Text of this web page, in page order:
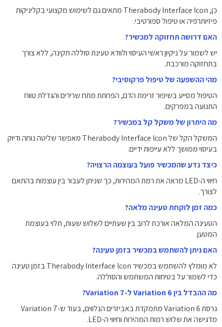
כן, Therabody Interface Icon מתאים גם לשימוש מקצועי בקליניקות
פיזיותרפיה או טיפול ספורטיבי.
האם דרושה תחזוקה למכשיר?
יש לשמור על ניקיון ראשי העיסוי ולוודא טעינת סוללה תקינה, ללא צורך
בתחזוקה מורכבת.
מהי ההשפעה של טיפול פרקוסיבי?
הטיפול מסייע בשיפור זרימת הדם, הפחתת מתח שרירים והגדלת טווח
התנועה במפרקים.
מה היתרון של משקל קל במכשיר?
המשקל הקל של Therabody Interface Icon מאפשר שליטה נוחה ודיוק
בעיסוי ממושך ללא עייפות ידיים.
כיצד נדע שהמכשיר פועל בעוצמה הרצויה?
חיווי ה-LED מראה את רמת המהירות, כך שניתן לעבור בין עוצמות בהתאם
לצורך.
כמה זמן לוקחת טעינה מלאה?
הטעינה המלאה אורכת לרוב בין שעתיים לשלוש שעות, תלוי בעוצמת
המטען.
האם ניתן להשתמש במכשיר בזמן טעינה?
לא מומלץ להשתמש במכשיר Therabody Interface Icon בזמן טעינה
כדי לשמור על בטיחות המשתמש והסוללה.
מה ההבדל בין Variation 6 ל-Variation 7?
גרסת Variation 6 מתמקדת באביזרים הנלווים, בעוד ש-Variation 7
מדגישה את שלוש רמות המהירות וחיווי ה-LED.